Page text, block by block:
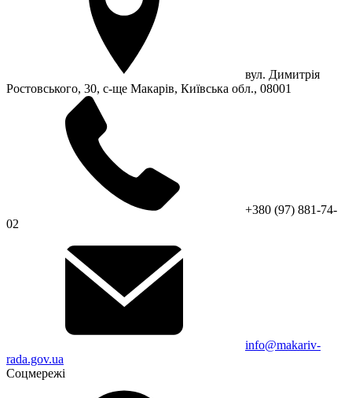
вул. Димитрія
Ростовського, 30, с-ще Макарів, Київська обл., 08001
+380 (97) 881-74-
02
info@makariv-
rada.gov.ua
Соцмережі